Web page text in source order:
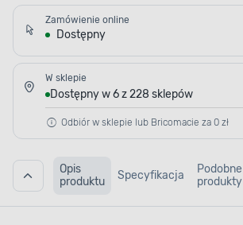
Zamówienie online
Dostępny
W sklepie
Dostępny w 6 z 228 sklepów
Odbiór w sklepie lub Bricomacie za 0 zł
Opis
produktu
Specyfikacja
Podobne
produkty